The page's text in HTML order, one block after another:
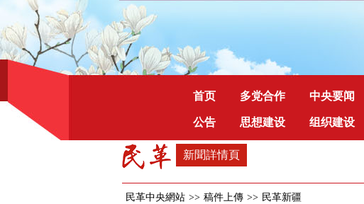
首页 多党合作 中央要闻
公告 思想建设 组织建设
新聞詳情頁
民革中央網站 >> 稿件上傳 >> 民革新疆